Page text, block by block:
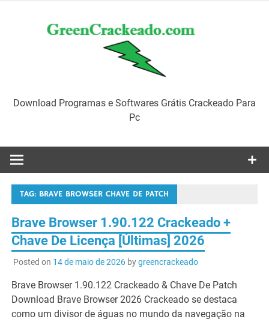
Download Programas e Softwares Grátis Crackeado Para
Pc
TAG: BRAVE BROWSER CHAVE DE PATCH
Brave Browser 1.90.122 Crackeado +
Chave De Licença [Últimas] 2026
Posted on 14 de maio de 2026bygreencrackeado
Brave Browser 1.90.122 Crackeado & Chave De Patch
Download Brave Browser 2026 Crackeado se destaca
como um divisor de águas no mundo da navegação na